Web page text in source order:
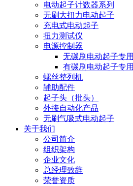
电动起子计数器系列
无刷大扭力电动起子
充电式电动起子
扭力测试仪
电源控制器
无碳刷电动起子专用
有碳刷电动起子专用
螺丝整列机
辅助配件
起子头（批头）
外接自动化产品
无刷气吸式电动起子
关于我们
公司简介
组织架构
企业文化
总经理致辞
荣誉资质